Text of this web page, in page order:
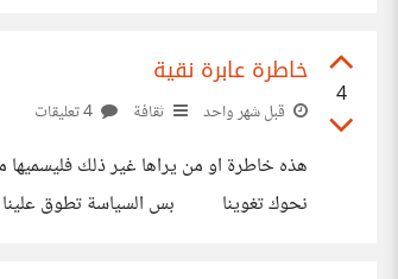
4
خاطرة عابرة نقية
قبل شهر واحد ثقافة